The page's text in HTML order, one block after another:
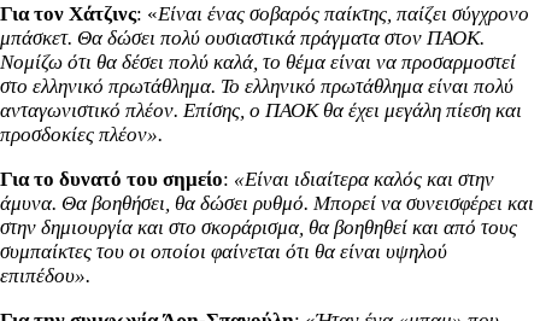
Για τον Χάτζινς: «Είναι ένας σοβαρός παίκτης, παίζει σύγχρονο
μπάσκετ. Θα δώσει πολύ ουσιαστικά πράγματα στον ΠΑΟΚ.
Νομίζω ότι θα δέσει πολύ καλά, το θέμα είναι να προσαρμοστεί
στο ελληνικό πρωτάθλημα. Το ελληνικό πρωτάθλημα είναι πολύ
ανταγωνιστικό πλέον. Επίσης, ο ΠΑΟΚ θα έχει μεγάλη πίεση και
προσδοκίες πλέον».
Για το δυνατό του σημείο: «Είναι ιδιαίτερα καλός και στην
άμυνα. Θα βοηθήσει, θα δώσει ρυθμό. Μπορεί να συνεισφέρει και
στην δημιουργία και στο σκοράρισμα, θα βοηθηθεί και από τους
συμπαίκτες του οι οποίοι φαίνεται ότι θα είναι υψηλού
επιπέδου».